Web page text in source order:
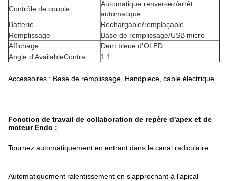
Contrôle de couple
Automatique renversez/arrêt
automatique
Batterie
Rechargable/remplaçable
Remplissage
Base de remplissage/USB micro
Affichage
Dent bleue d'OLED
Angle d'AvailableContra
1:1
Accessoires : Base de remplissage, Handpiece, cable électrique.
Fonction de travail de collaboration de repère d'apex et de
moteur Endo :
Tournez automatiquement en entrant dans le canal radiculaire
Automatiquement ralentissement en s'approchant à l'apical